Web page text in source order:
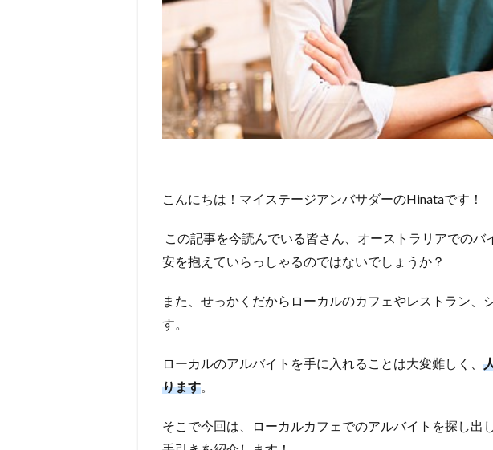
こんにちは！マイステージアンバサダーのHinataです！
この記事を今読んでいる皆さん、オーストラリアでの
安を抱えていらっしゃるのではないでしょうか？
また、せっかくだからローカルのカフェやレストラン
す。
ローカルのアルバイトを手に入れることは大変難しく、
ります
そこで今回は、
ローカルカフェでのアルバイトを探し出